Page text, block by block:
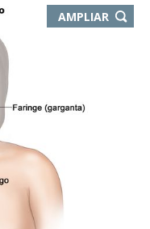
AMPLIAR-
ABRE